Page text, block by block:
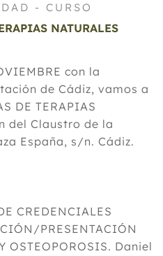
- CURSO
NATURALES
con la
de Cádiz, vamos a
DE TERAPIAS
del Claustro de la
España, s/n. Cádiz.
CREDENCIALES
PRESENTACIÓN
OSTEOPOROSIS. Daniel